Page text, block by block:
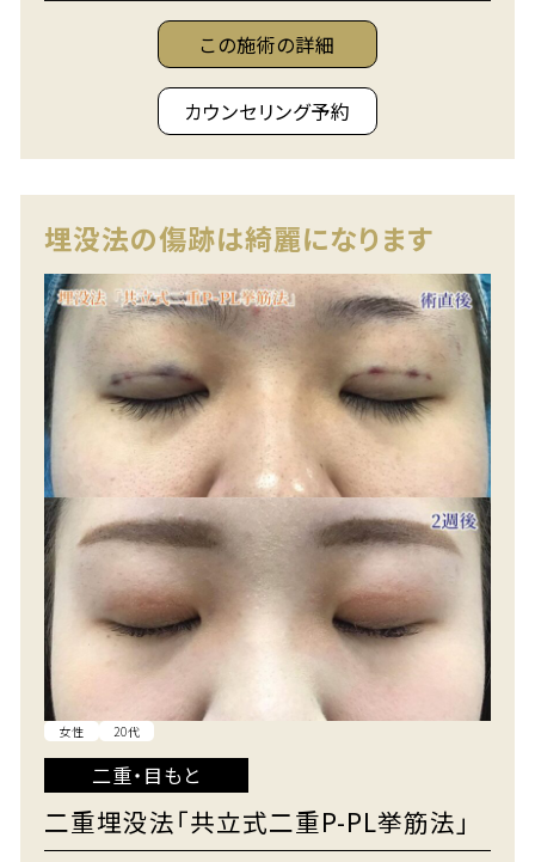
この施術の詳細
カウンセリング予約
埋没法の傷跡は綺麗になります
女性 20代
二重・目もと
二重埋没法「共立式二重P-PL挙筋法」